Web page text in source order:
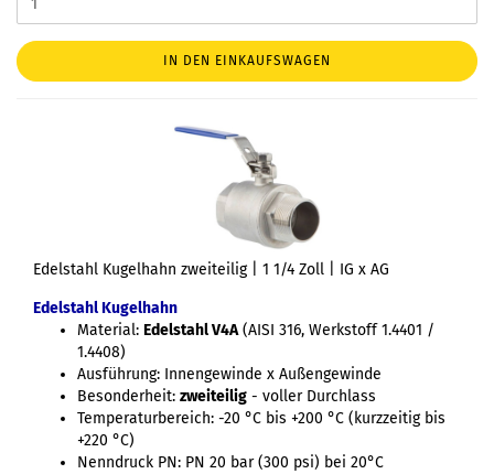
IN DEN EINKAUFSWAGEN
Edelstahl Kugelhahn zweiteilig | 1 1/4 Zoll | IG x AG
Edelstahl Kugelhahn
Material: Edelstahl V4A(AISI 316, Werkstoff 1.4401 /
1.4408)
Ausführung: Innengewinde x Außengewinde
Besonderheit: zweiteilig - voller Durchlass
Temperaturbereich: -20 °C bis +200 °C (kurzzeitig bis
+220 °C)
Nenndruck PN: PN 20 bar (300 psi) bei 20°C